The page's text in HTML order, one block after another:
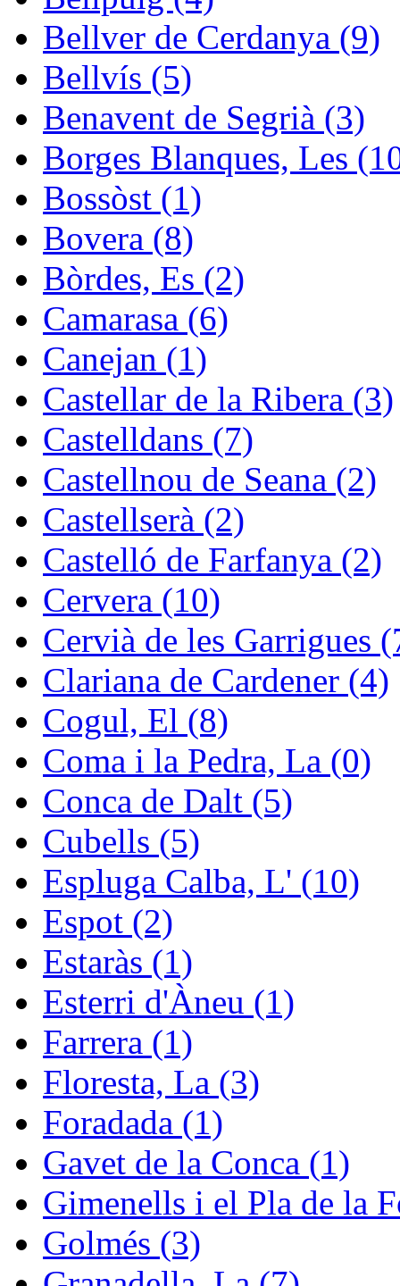
Bellver de Cerdanya (9)
Bellvís (5)
Benavent de Segrià (3)
Borges Blanques, Les
Bossòst (1)
Bovera (8)
Bòrdes, Es (2)
Camarasa (6)
Canejan (1)
Castellar de la Ribera (3)
Castelldans (7)
Castellnou de Seana (2)
Castellserà (2)
Castelló de Farfanya (2)
Cervera (10)
Cervià de les Garrigues
Clariana de Cardener (4)
Cogul, El (8)
Coma i la Pedra, La (0)
Conca de Dalt (5)
Cubells (5)
Espluga Calba, L' (10)
Espot (2)
Estaràs (1)
Esterri d'Àneu (1)
Farrera (1)
Floresta, La (3)
Foradada (1)
Gavet de la Conca (1)
Gimenells i el Pla de la
Golmés (3)